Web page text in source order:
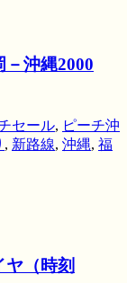
－沖縄2000
セール, ピーチ沖
, 新路線, 沖縄, 福
ヤ（時刻